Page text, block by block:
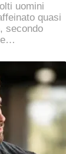
uomini
quasi
secondo